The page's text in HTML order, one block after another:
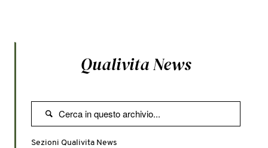
Qualivita News

Sezioni Qualivita News